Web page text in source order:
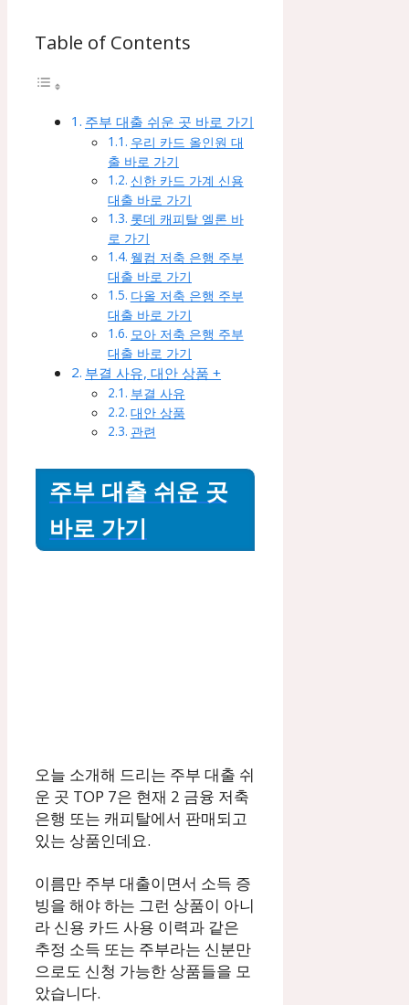
Table of Contents
주부 대출 쉬운 곳 바로 가기
우리 카드 올인원 대
출 바로 가기
신한 카드 가계 신용
대출 바로 가기
롯데 캐피탈 엘론 바
로 가기
웰컴 저축 은행 주부
대출 바로 가기
다올 저축 은행 주부
대출 바로 가기
모아 저축 은행 주부
대출 바로 가기
부결 사유, 대안 상품 +
부결 사유
대안 상품
관련
주부 대출 쉬운 곳
바로 가기
오늘 소개해 드리는 주부 대출 쉬
운 곳 TOP 7은 현재 2 금융 저축
은행 또는 캐피탈에서 판매되고
있는 상품인데요.
이름만 주부 대출이면서 소득 증
빙을 해야 하는 그런 상품이 아니
라 신용 카드 사용 이력과 같은
추정 소득 또는 주부라는 신분만
으로도 신청 가능한 상품들을 모
았습니다.